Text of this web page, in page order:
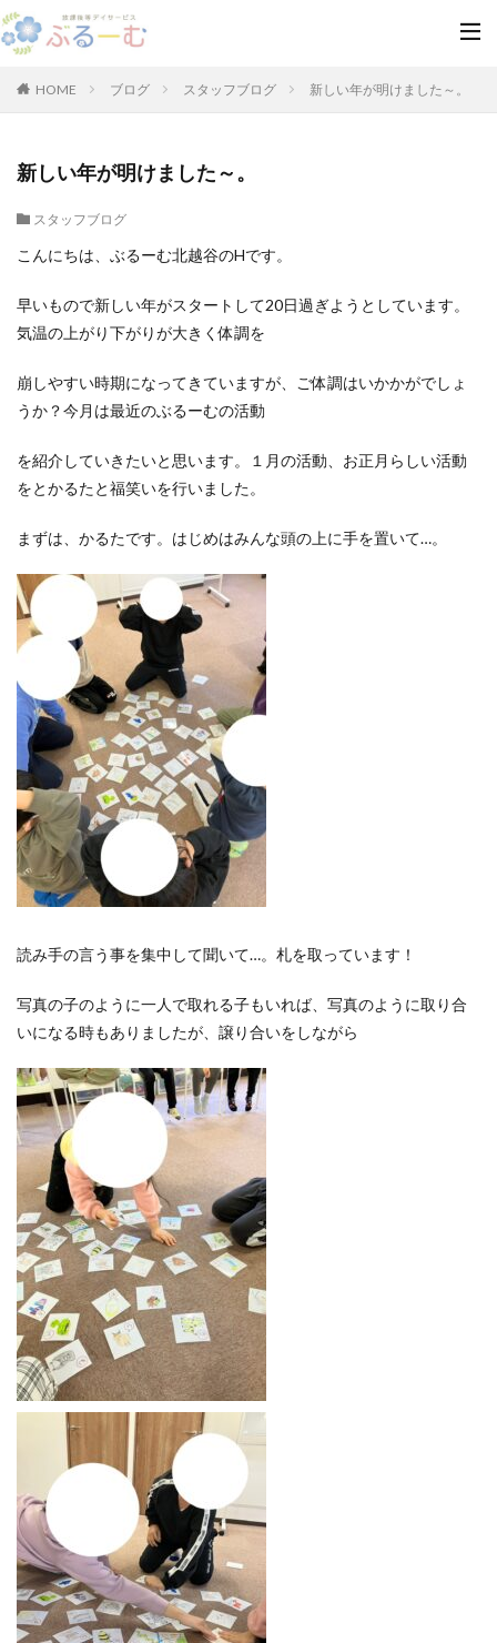
HOME ブログ スタッフブログ 新しい年が明けました～。
新しい年が明けました～。
スタッフブログ
こんにちは、ぶるーむ北越谷のHです。
早いもので新しい年がスタートして20日過ぎようとしています。
気温の上がり下がりが大きく体調を
崩しやすい時期になってきていますが、ご体調はいかかがでしょ
うか？今月は最近のぶるーむの活動
を紹介していきたいと思います。１月の活動、お正月らしい活動
をとかるたと福笑いを行いました。
まずは、かるたです。はじめはみんな頭の上に手を置いて…。
読み手の言う事を集中して聞いて…。札を取っています！
写真の子のように一人で取れる子もいれば、写真のように取り合
いになる時もありましたが、譲り合いをしながら